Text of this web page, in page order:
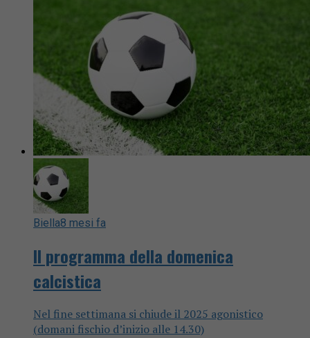
Biella8 mesi fa
Il programma della domenica
calcistica
Nel fine settimana si chiude il 2025 agonistico
(domani fischio d’inizio alle 14.30)